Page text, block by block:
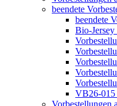
beendete
beendete
Bio-
VB26-015
Vorbestellungen